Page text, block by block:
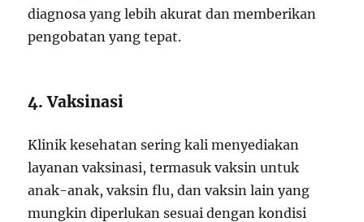
diagnosa yang lebih akurat dan memberikan
pengobatan yang tepat.
4. Vaksinasi
Klinik kesehatan sering kali menyediakan
layanan vaksinasi, termasuk vaksin untuk
anak-anak, vaksin flu, dan vaksin lain yang
mungkin diperlukan sesuai dengan kondisi